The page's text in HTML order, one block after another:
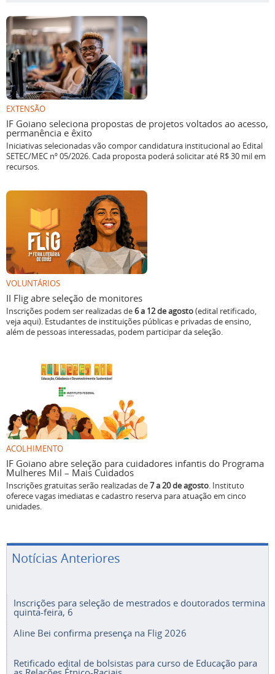
EXTENSÃO
IF Goiano seleciona propostas de projetos voltados ao acesso,
permanência e êxito
Iniciativas selecionadas vão compor candidatura institucional ao Edital
SETEC/MEC nº 05/2026. Cada proposta poderá solicitar até R$ 30 mil em
recursos.
VOLUNTÁRIOS
II Flig abre seleção de monitores
Inscrições podem ser realizadas de6 a 12 de agosto(edital retificado,
veja aqui). Estudantes de instituições públicas e privadas de ensino,
além de pessoas interessadas, podem participar da seleção.
ACOLHIMENTO
IF Goiano abre seleção para cuidadores infantis do Programa
Mulheres Mil – Mais Cuidados
Inscrições gratuitas serão realizadas de7 a 20 de agosto. Instituto
oferece vagas imediatas e cadastro reserva para atuação em cinco
unidades.
Notícias Anteriores
Inscrições para seleção de mestrados e doutorados termina
quinta-feira, 6
Aline Bei confirma presença na Flig 2026
Retificado edital de bolsistas para curso de Educação para